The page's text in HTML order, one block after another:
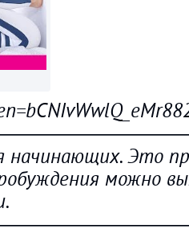
начинающих. Это
можно